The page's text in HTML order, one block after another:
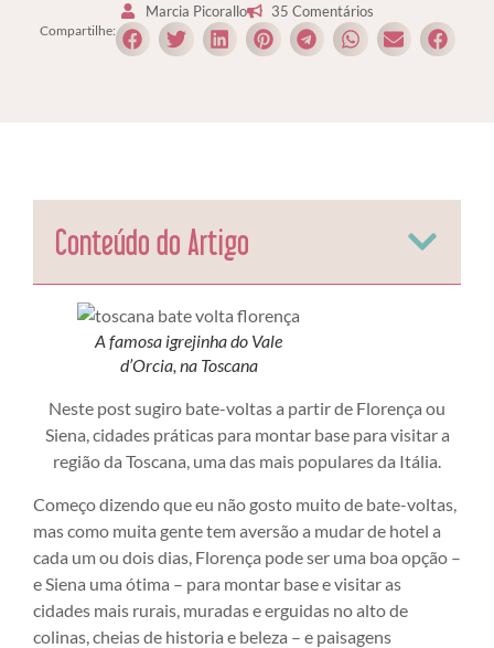
Marcia Picorallo
35 Comentários
Compartilhe:
Conteúdo do Artigo
A famosa igrejinha do Vale
d’Orcia, na Toscana
Neste post sugiro bate-voltas a partir de Florença ou
Siena, cidades práticas para montar base para visitar a
região da Toscana, uma das mais populares da Itália.
Começo dizendo que eu não gosto muito de bate-voltas,
mas como muita gente tem aversão a mudar de hotel a
cada um ou dois dias, Florença pode ser uma boa opção –
e Siena uma ótima – para montar base e visitar as
cidades mais rurais, muradas e erguidas no alto de
colinas, cheias de historia e beleza – e paisagens